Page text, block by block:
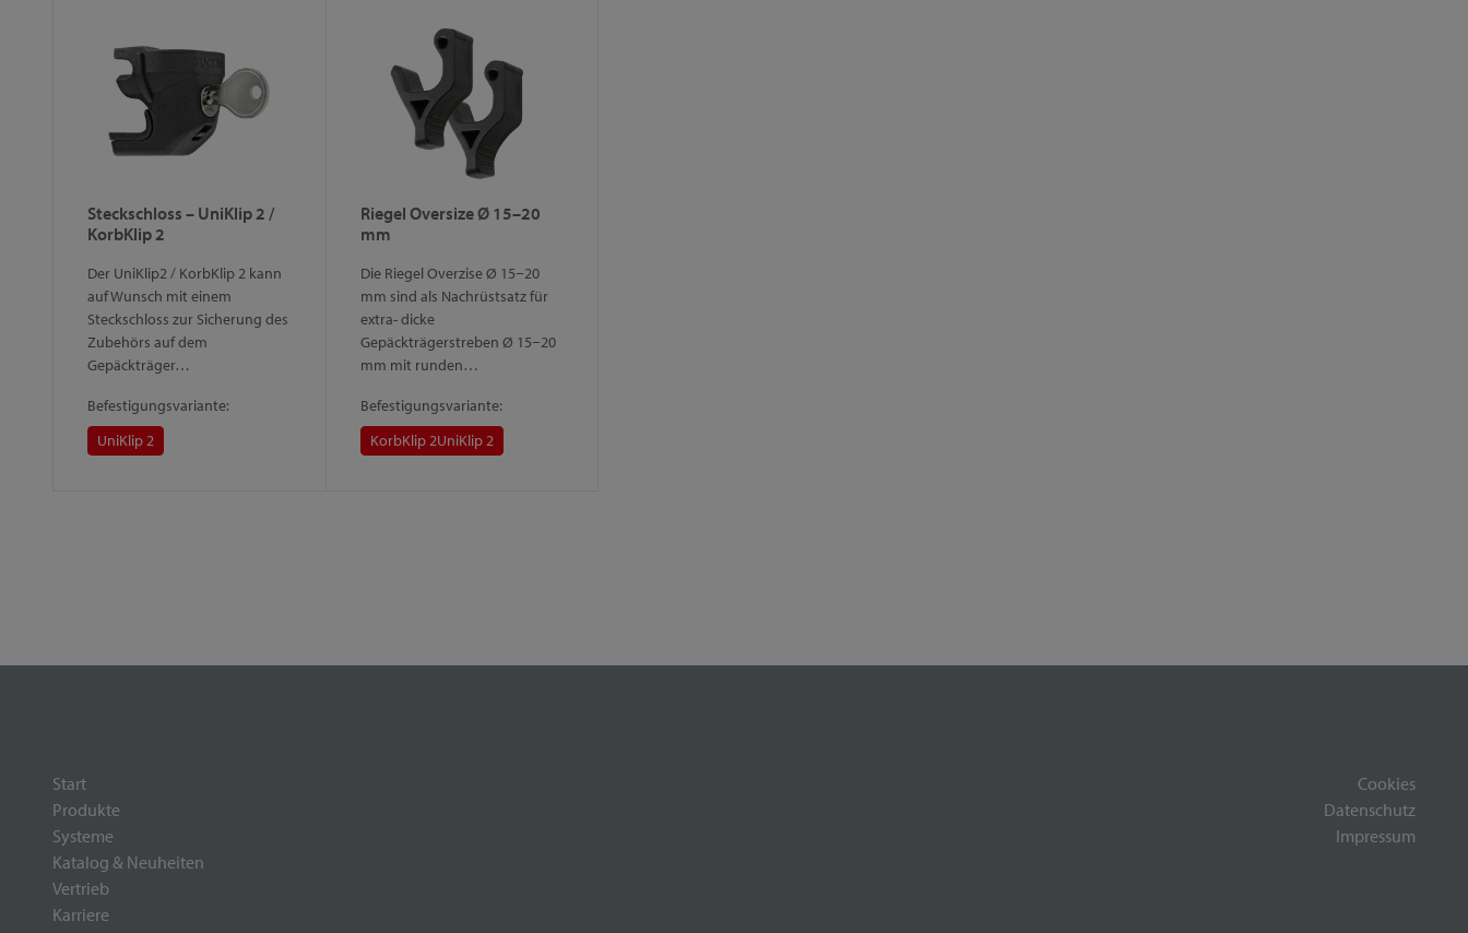
Steckschloss – UniKlip 2 /
KorbKlip 2
Der UniKlip2 / KorbKlip 2 kann
auf Wunsch mit einem
Steckschloss zur Sicherung des
Zubehörs auf dem
Gepäckträger…
Befestigungsvariante:
UniKlip 2
Riegel Oversize Ø 15–20
mm
Die Riegel Overzise Ø 15−20
mm sind als Nachrüstsatz für
extra- dicke
Gepäckträgerstreben Ø 15−20
mm mit runden…
Befestigungsvariante:
KorbKlip 2UniKlip 2
Start
Produkte
Systeme
Katalog & Neuheiten
Vertrieb
Karriere
Cookies
Datenschutz
Impressum